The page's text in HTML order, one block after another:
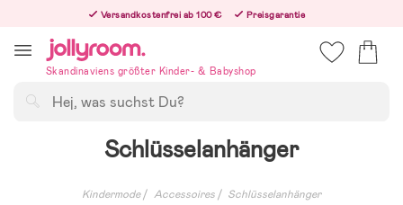
innehållet
Versandkostenfrei ab 100 €
Preisgarantie
Bestellungen, die nach 12:00 Uhr eingehen, werden am nächsten Werktag versandt!
Skandinaviens größter Kinder- & Babyshop
Schlüsselanhänger
Kindermode Accessoires Schlüsselanhänger